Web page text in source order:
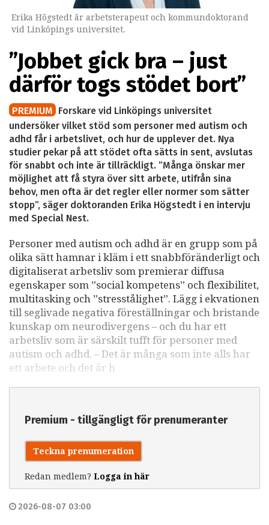
Erika Högstedt är arbetsterapeut och kommundoktorand
vid Linköpings universitet.
”Jobbet gick bra – just
därför togs stödet bort”
PREMIUM Forskare vid Linköpings universitet
undersöker vilket stöd som personer med autism och
adhd får i arbetslivet, och hur de upplever det. Nya
studier pekar på att stödet ofta sätts in sent, avslutas
för snabbt och inte är tillräckligt. ”Många önskar mer
möjlighet att få styra över sitt arbete, utifrån sina
behov, men ofta är det regler eller normer som sätter
stopp”, säger doktoranden Erika Högstedt i en intervju
med Special Nest.
Personer med autism och adhd är en grupp som på
olika sätt hamnar i kläm i ett snabbföränderligt och
digitaliserat arbetsliv som premierar diffusa
egenskaper som ”social kompetens” och flexibilitet,
multitasking och ”stresstålighet”. Lägg i ekvationen
till seglivade negativa föreställningar och bristande
kunskap om neurodivergens – och du har ett
arbetsliv som är särskilt tufft för personer med
autism och adhd. – Det är många som inte alls har
ett arbete och det är h
Premium - tillgängligt för prenumeranter
Teckna prenumeration
Redan medlem? Logga in här
2026-08-07 03:00